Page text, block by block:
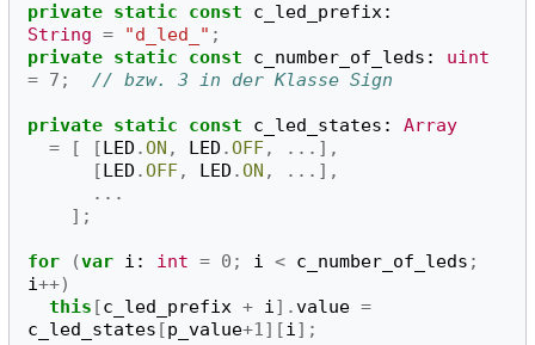
private static const c_led_prefix:
String = "d_led_" ;
private static const c_number_of_leds :
uint
= 7 ; // bzw. 3 in der Klasse Sign
private static const c_led_states :
Array
=
[ [LED .ON , LED .OFF,
...],
[LED .OFF, LED .ON ,
...],
...
];
for (var i : int = 0 ; i < c_number_of_leds ;
i++)
this [c_led_prefix + i].value =
c_led_states [p_value+1][i];